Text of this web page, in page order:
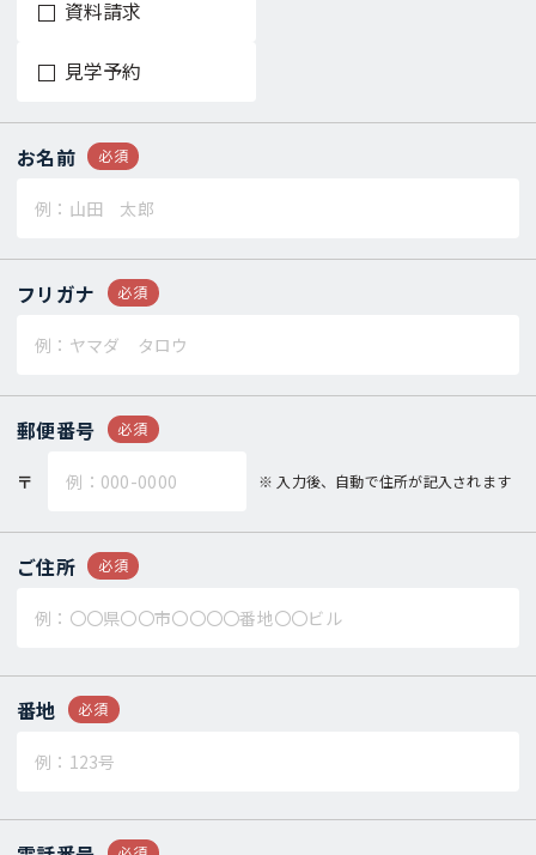
資料請求
見学予約
お名前 必須
フリガナ 必須
郵便番号 必須
〒 入力後、自動で住所が記入されます
ご住所 必須
番地 必須